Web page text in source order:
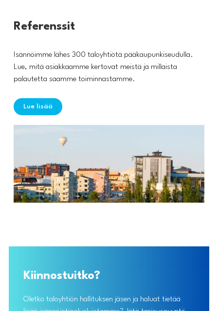
Referenssit
Isännöimme lähes 300 taloyhtiötä pääkaupunkiseudulla.
Lue, mitä asiakkaamme kertovat meistä ja millaista
palautetta saamme toiminnastamme.
Lue lisää
Kiinnostuitko?
Oletko taloyhtiön hallituksen jäsen ja haluat tietää